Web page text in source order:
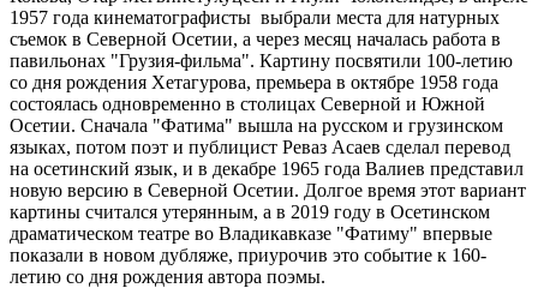
1957 года кинематографисты выбрали места для натурных
съемок в Северной Осетии, а через месяц началась работа в
павильонах "Грузия-фильма". Картину посвятили 100-летию
со дня рождения Хетагурова, премьера в октябре 1958 года
состоялась одновременно в столицах Северной и Южной
Осетии. Сначала "Фатима" вышла на русском и грузинском
языках, потом поэт и публицист Реваз Асаев сделал перевод
на осетинский язык, и в декабре 1965 года Валиев представил
новую версию в Северной Осетии. Долгое время этот вариант
картины считался утерянным, а в 2019 году в Осетинском
драматическом театре во Владикавказе "Фатиму" впервые
показали в новом дубляже, приурочив это событие к 160-
летию со дня рождения автора поэмы.